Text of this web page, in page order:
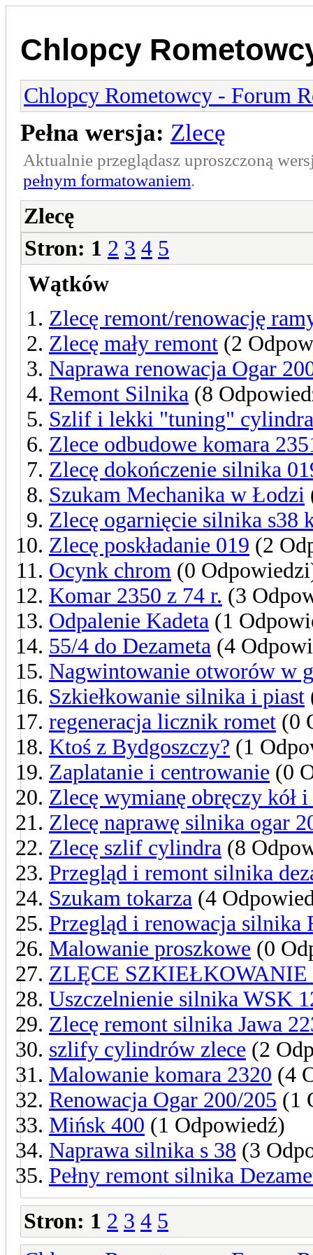
Chlopcy
Chlopcy Rometowcy - Forum
Pełna wersja: Zlecę
Aktualnie przeglądasz uproszczoną
pełnym formatowaniem.
Zlecę
Stron: 1 2 3 4 5
Wątków
Zlecę remont/renowację
Zlecę mały remont (2
Naprawa renowacja Ogar
Remont Silnika (8
Szlif i lekki "tuning"
Zlece odbudowe komara
Zlecę dokończenie silnika
Szukam Mechanika w Łodzi
Zlecę ogarnięcie silnika s38
Zlecę poskładanie 019 (2
Ocynk chrom (0
Komar 2350 z 74 r. (3
Odpalenie Kadeta (1
55/4 do Dezameta (4
Nagwintowanie otworów w
Szkiełkowanie silnika i piast
regeneracja licznik romet (0
Ktoś z Bydgoszczy? (1
Zaplatanie i centrowanie (0
Zlecę wymianę obręczy kół
Zlecę naprawę silnika ogar
Zlecę szlif cylindra (8
Przegląd i remont silnika
Szukam tokarza (4
Przegląd i renowacja silnika
Malowanie proszkowe (0
ZLĘCE
Uszczelnienie silnika WSK
Zlecę remont silnika Jawa
szlify cylindrów zlece (2
Malowanie komara 2320 (4
Renowacja Ogar 200/205 (1
Mińsk 400 (1 Odpowiedź)
Naprawa silnika s 38 (3
Pełny remont silnika
Stron: 1 2 3 4 5